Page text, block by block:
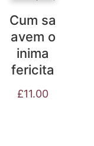
Cum sa
avem o
inima
fericita
£11.00